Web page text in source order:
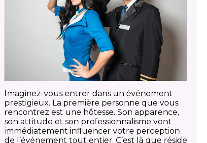
Imaginez-vous entrer dans un événement
prestigieux. La première personne que vous
rencontrez est une hôtesse. Son apparence,
son attitude et son professionnalisme vont
immédiatement influencer votre perception
de l’événement tout entier. C’est là que réside